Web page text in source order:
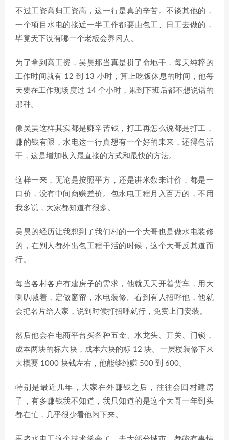
不过工资高归工资高，这一行是真的辛苦。不谈其他的，
一个项目水电的接近一半工作都要由包工、日工去做的，
毕竟天下没有哪一个老板会养闲人。
为了拿到高工资，吴昊那当真是拼了命地干，每天纯粹的
工作时间就有 12 到 13 小时，算上吃饭休息的时间，他每
天要在工作现场度过 14 个小时，累到下班后都不想说话的
那种。
像吴昊这样其实都是赚辛苦钱，打工再怎么说都是打工，
赚的钱有限，水电这一行真想有一个好的未来，还得包活
干，这是增加收入最直接的方式和最快的方法。
这样一来，无论是按照平方，还是讲米数来计价，都是一
口价，没有中间商赚差价。包水电工程月入百万的，不用
我多说，大家都知道有很多。
吴昊的经历让我想到了我们村的一个大哥也是做水电装修
的，在别人都外出包工程干活的时候，这个大哥反其道而
行。
每当各村各户有建房子的需求，他就天天开着货车，用大
喇叭喊着，定做窗帘，水电装修。看到有人招呼他，他就
会把名片给人家，说到时候打招呼就行，免费上门安装。
然后他会在电商平台买各种五金、水龙头、开关、门锁，
成本两块的标六块，成本六块的标 12 块。一层楼装修下来
大概要 1000 块钱左右，他能够纯赚 500 到 600。
特别是最近几年，大家在外赚钱之后，往往会回村建房
子，有多赚钱我不知道，我只知道的是这个大哥一年到头
都在忙，几乎很少看他闲下来。